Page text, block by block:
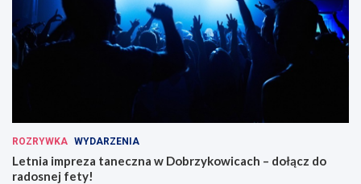
ROZRYWKA WYDARZENIA
Letnia impreza taneczna w Dobrzykowicach – dołącz do
radosnej fety!